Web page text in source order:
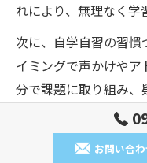
れにより、無理なく学
次に、自学自習の習慣
イミングで声かけや
分で課題に取り組み
で、主体性や考える
り返りの場を設け、
お問い合